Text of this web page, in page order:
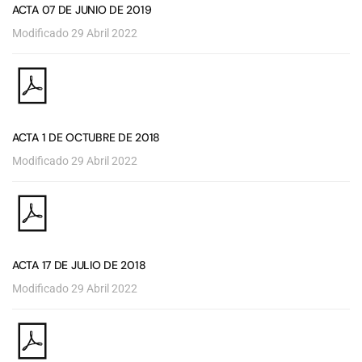
ACTA 07 DE JUNIO DE 2019
Modificado 29 Abril 2022
ACTA 1 DE OCTUBRE DE 2018
Modificado 29 Abril 2022
ACTA 17 DE JULIO DE 2018
Modificado 29 Abril 2022